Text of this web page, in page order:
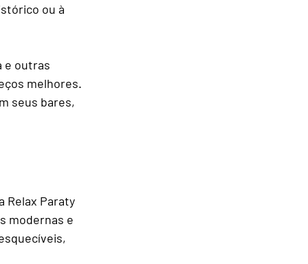
ou à
e outras
melhores.
seus bares,
Relax Paraty
modernas e